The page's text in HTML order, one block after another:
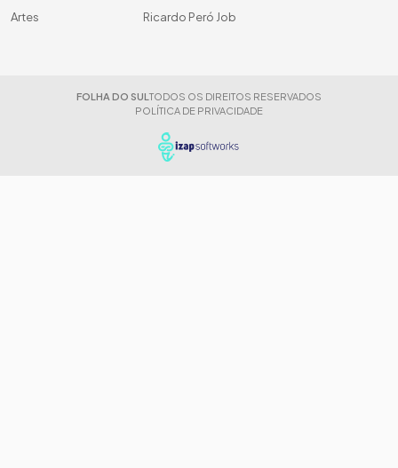
Artes
Ricardo Peró Job
FOLHA DO SUL TODOS OS DIREITOS RESERVADOS
POLÍTICA DE PRIVACIDADE